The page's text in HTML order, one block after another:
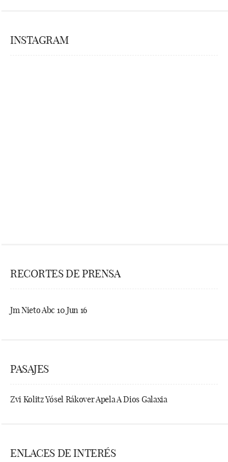
INSTAGRAM
RECORTES DE PRENSA
Jm Nieto Abc 10 Jun 16
PASAJES
Zvi Kolitz Yósel Rákover Apela A Dios Galaxia
ENLACES DE INTERÉS